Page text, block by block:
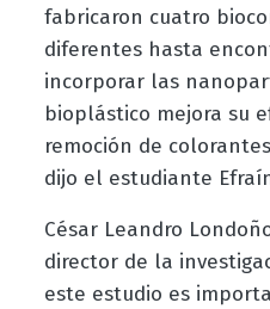
fabricaron cuatro
diferentes hasta
incorporar las
bioplástico mejora su
remoción de
dijo el estudiante
César Leandro
director de la
este estudio es